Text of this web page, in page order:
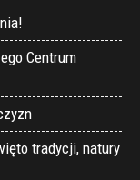
Centrum
tradycji, natury